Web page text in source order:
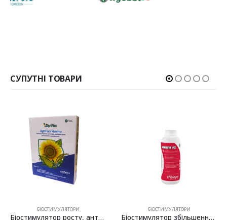
СУПУТНІ ТОВАРИ
БІОСТИМУЛЯТОРИ
Біостимулятор збільшення маси та розміру плодів Бенефіт ПЗ (Benefit PZ), Valagro – 1 л
БІОСТИМУЛЯТОРИ
Водорозчинний гумат калію Агріфлекс Хюмік (Agriflex Humic) – 25 кг